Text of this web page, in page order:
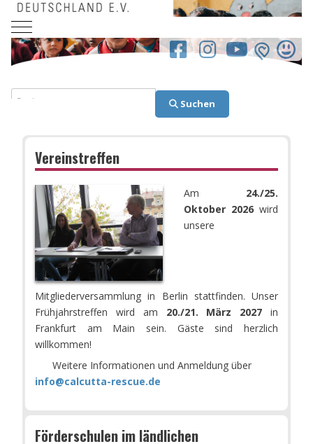
Mobile Menu Toggle
Suchen
Suchen
Vereinstreffen
Am 24./25.
Oktober 2026wird
unsere
Mitgliederversammlung in Berlin stattfinden. Unser
Frühjahrstreffen wird am 20./21. März 2027 in
Frankfurt am Main sein. Gäste sind herzlich
willkommen!
Weitere Informationen und Anmeldung über
info@calcutta-rescue.de
Förderschulen im ländlichen